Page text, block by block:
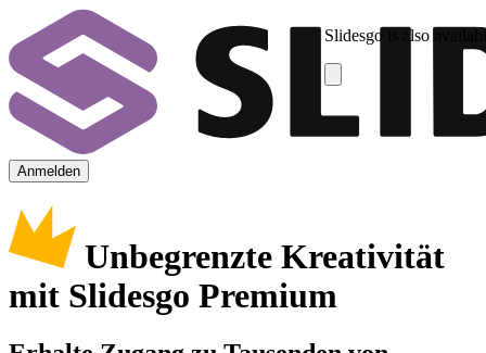
Slidesgo is also
Anmelden
Unbegrenzte Kreativität
mit Slidesgo Premium